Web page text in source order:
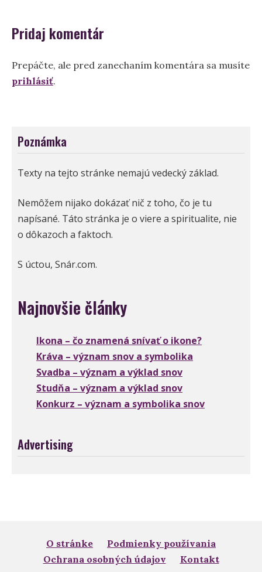
Pridaj komentár
Prepáčte, ale pred zanechaním komentára sa musíte
prihlásiť.
Poznámka
Texty na tejto stránke nemajú vedecký základ.
Nemôžem nijako dokázať nič z toho, čo je tu
napísané. Táto stránka je o viere a spiritualite, nie
o dôkazoch a faktoch.
S úctou, Snár.com.
Najnovšie články
Ikona – čo znamená snívať o ikone?
Kráva – význam snov a symbolika
Svadba – význam a výklad snov
Studňa – význam a výklad snov
Konkurz – význam a symbolika snov
Advertising
O stránke
Podmienky používania
Ochrana osobných údajov
Kontakt